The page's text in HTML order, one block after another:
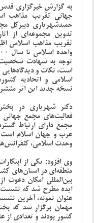
به گزارش خبرگزاری
جهانی تقریب مذاهب
حمیدشهریاری دبیرکل
تدوین مجموعه‌ای از
تقریب مذاهب اسلامی
توجه به شهادت
است، نکات و
اسلامی و اتحادیه
نسخه جدید این اثر
دکتر شهریاری در
فعالیت‌های مجمع
مجمع دارای ارتباط
عرب و جهان اسلام است
وحدت اسلامی،
وی افزود: یکی از
منطقه‌ای در استان‌های
بین‌المللی امکان دعوت
ایده مطرح شد که
مهمان برگزار شد که
کشور بودند و تعدادی از